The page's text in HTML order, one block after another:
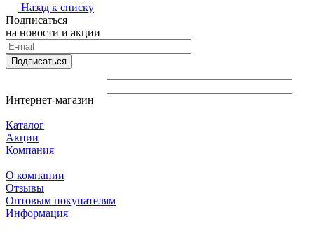
Назад к списку
Подписаться
на новости и акции
Подписаться
Интернет-магазин
Каталог
Акции
Компания
О компании
Отзывы
Оптовым покупателям
Информация